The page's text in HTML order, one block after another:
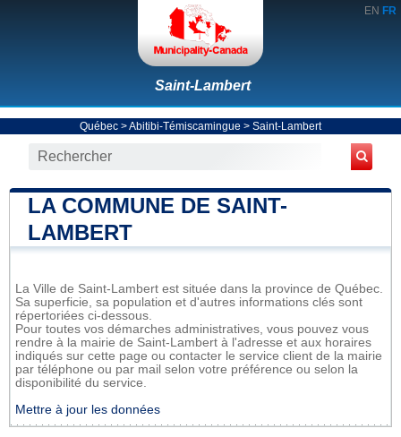
EN FR
Saint-Lambert
Québec >Abitibi-Témiscamingue > Saint-Lambert
LA COMMUNE DE SAINT-
LAMBERT
La Ville de Saint-Lambert est située dans la province de Québec.
Sa superficie, sa population et d'autres informations clés sont
répertoriées ci-dessous.
Pour toutes vos démarches administratives, vous pouvez vous
rendre à la mairie de Saint-Lambert à l'adresse et aux horaires
indiqués sur cette page ou contacter le service client de la mairie
par téléphone ou par mail selon votre préférence ou selon la
disponibilité du service.
Mettre à jour les données